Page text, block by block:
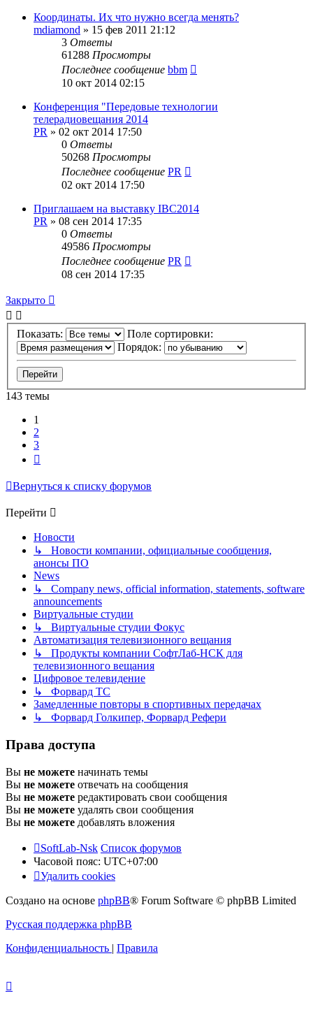
Координаты. Их что нужно всегда менять?
mdiamond » 15 фев 2011 21:12
3 Ответы
61288 Просмотры
Последнее сообщение bbm
10 окт 2014 02:15
Конференция "Передовые технологии
телерадиовещания 2014
PR » 02 окт 2014 17:50
0 Ответы
50268 Просмотры
Последнее сообщение PR
02 окт 2014 17:50
Приглашаем на выставку IBC2014
PR » 08 сен 2014 17:35
0 Ответы
49586 Просмотры
Последнее сообщение PR
08 сен 2014 17:35
Закрыто
Показать:
Поле сортировки:
Порядок:
143 темы
1
2
3
Вернуться к списку форумов
Перейти
Новости
↳ Новости компании, официальные сообщения,
анонсы ПО
News
↳ Company news, official information, statements, software
announcements
Виртуальные студии
↳ Виртуальные студии Фокус
Автоматизация телевизионного вещания
↳ Продукты компании СофтЛаб-НСК для
телевизионного вещания
Цифровое телевидение
↳ Форвард ТС
Замедленные повторы в спортивных передачах
↳ Форвард Голкипер, Форвард Рефери
Права доступа
Вы не можете начинать темы
Вы не можете отвечать на сообщения
Вы не можете редактировать свои сообщения
Вы не можете удалять свои сообщения
Вы не можете добавлять вложения
SoftLab-Nsk Список форумов
Часовой пояс: UTC+07:00
Удалить cookies
Создано на основе phpBB® Forum Software © phpBB Limited
Русская поддержка phpBB
Конфиденциальность | Правила